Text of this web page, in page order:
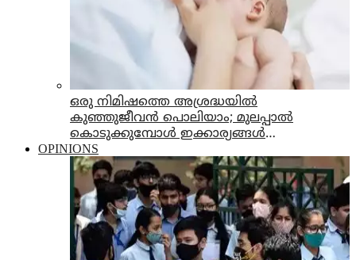
ഒരു നിമിഷത്തെ അശ്രദ്ധയിൽ
കുഞ്ഞുജീവൻ പൊലിയാം; മുലപ്പാൽ
കൊടുക്കുമ്പോൾ ഇക്കാര്യങ്ങൾ
നിർബന്ധമായും ശ്രദ്ധിക്കുക!
OPINIONS